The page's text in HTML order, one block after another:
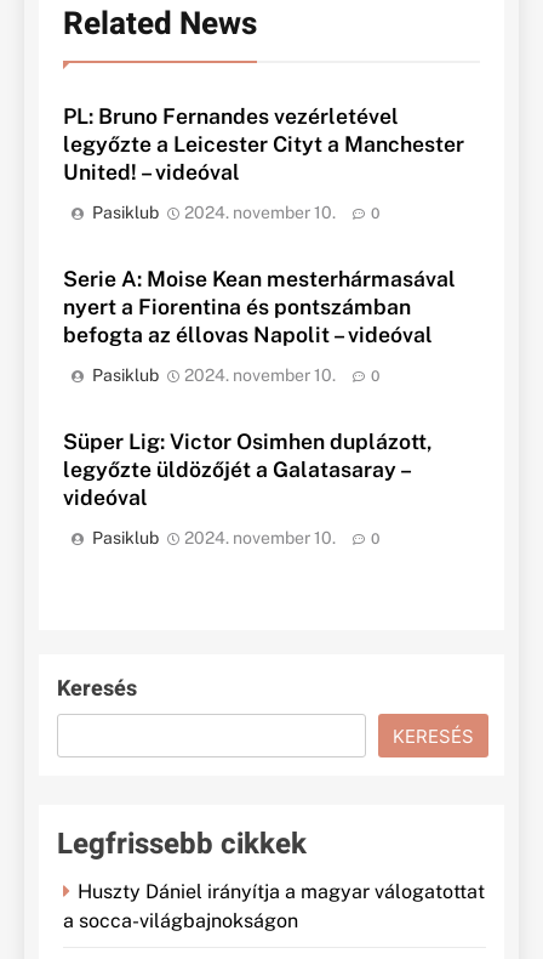
Related News
PL: Bruno Fernandes vezérletével
legyőzte a Leicester Cityt a Manchester
United! – videóval
Pasiklub 2024. november 10. 0
Serie A: Moise Kean mesterhármasával
nyert a Fiorentina és pontszámban
befogta az éllovas Napolit – videóval
Pasiklub 2024. november 10. 0
Süper Lig: Victor Osimhen duplázott,
legyőzte üldözőjét a Galatasaray –
videóval
Pasiklub 2024. november 10. 0
Keresés
KERESÉS
Legfrissebb cikkek
Huszty Dániel irányítja a magyar válogatottat
a socca-világbajnokságon